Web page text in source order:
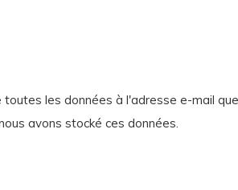
les données à l'adresse e-mail
avons stocké ces données.